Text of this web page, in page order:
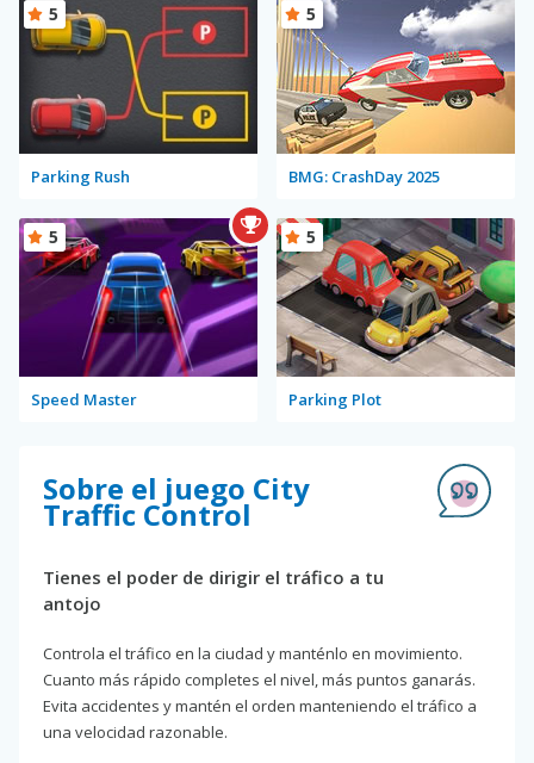
Parking Rush
5
BMG: CrashDay 2025
5
Speed Master
5
Parking Plot
5
Sobre el juego City
Traffic Control
Tienes el poder de dirigir el tráfico a tu
antojo
Controla el tráfico en la ciudad y manténlo en movimiento.
Cuanto más rápido completes el nivel, más puntos ganarás.
Evita accidentes y mantén el orden manteniendo el tráfico a
una velocidad razonable.